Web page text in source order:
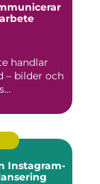
handlar
– bilder och
Instagram-